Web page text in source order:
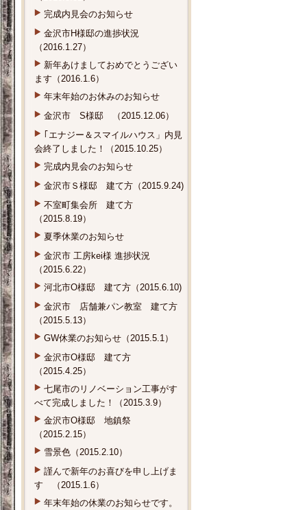
完成内見会のお知らせ
金沢市H様邸の進捗状況
（2016.1.27）
新年あけましておめでとうござい
ます（2016.1.6）
年末年始のお休みのお知らせ
金沢市 S様邸 （2015.12.06）
｢エナジー＆スマイルハウス」内見
会終了しました！（2015.10.25）
完成内見会のお知らせ
金沢市Ｓ様邸 建て方（2015.9.24)
不室町集会所 建て方
（2015.8.19）
夏季休業のお知らせ
金沢市 工房kei様 進捗状況
（2015.6.22）
河北市O様邸 建て方（2015.6.10)
金沢市 店舗兼パン教室 建て方
（2015.5.13）
GW休業のお知らせ（2015.5.1）
金沢市O様邸 建て方
（2015.4.25）
七尾市のリノベーション工事がす
べて完成しました！（2015.3.9）
金沢市O様邸 地鎮祭
（2015.2.15）
雪景色（2015.2.10）
謹んで新年のお喜びを申し上げま
す （2015.1.6）
年末年始の休業のお知らせです。